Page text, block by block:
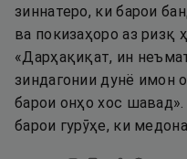
зиннатеро, ки барои
ва покизаҳоро аз ризқ
«Дарҳақиқат, ин
зиндагонии дунё имон
барои онҳо хос
барои гурӯҳе, ки